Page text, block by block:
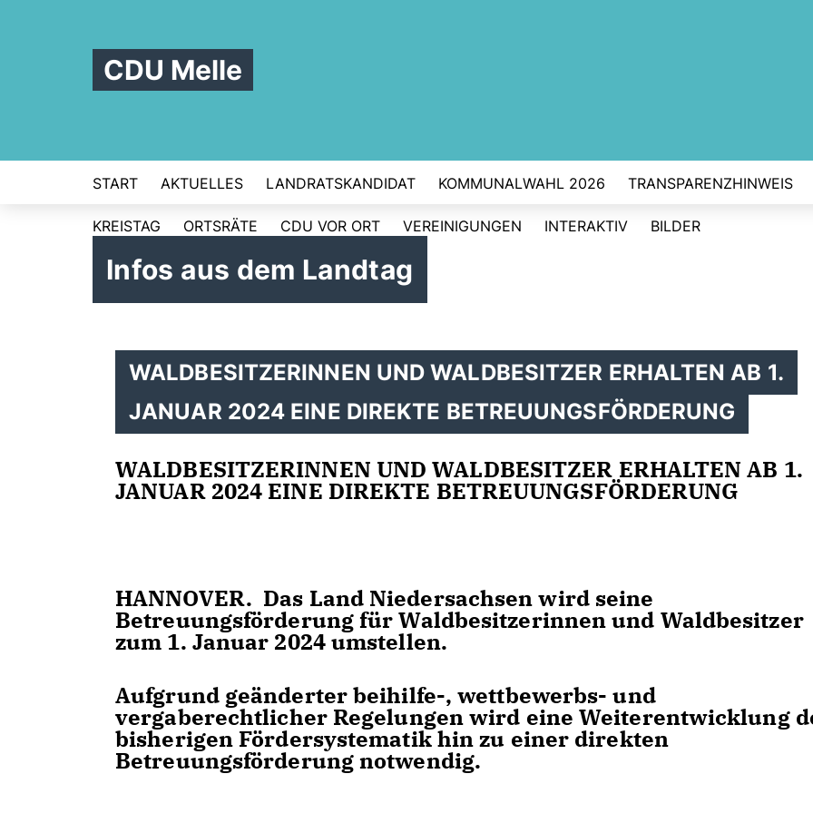
CDU Melle
START AKTUELLES LANDRATSKANDIDAT KOMMUNALWAHL 2026 TRANSPARENZHINWEIS
KREISTAG ORTSRÄTE CDU VOR ORT VEREINIGUNGEN INTERAKTIV BILDER
Infos aus dem Landtag
WALDBESITZERINNEN UND WALDBESITZER ERHALTEN AB 1.
JANUAR 2024 EINE DIREKTE BETREUUNGSFÖRDERUNG
WALDBESITZERINNEN UND WALDBESITZER ERHALTEN AB 1.
JANUAR 2024 EINE DIREKTE BETREUUNGSFÖRDERUNG
HANNOVER. Das Land Niedersachsen wird seine
Betreuungsförderung für Waldbesitzerinnen und Waldbesitzer
zum 1. Januar 2024 umstellen.
Aufgrund geänderter beihilfe-, wettbewerbs- und
vergaberechtlicher Regelungen wird eine Weiterentwicklung
bisherigen Fördersystematik hin zu einer direkten
Betreuungsförderung notwendig.